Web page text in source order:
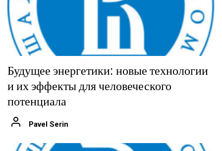
Будущее энергетики: новые технологии
и их эффекты для человеческого
потенциала
Pavel Serin